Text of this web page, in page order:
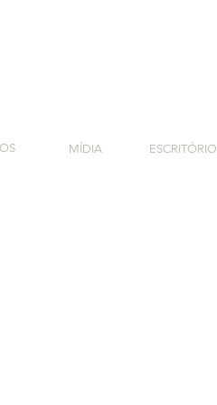
MÍDIA ESCRITÓRIO